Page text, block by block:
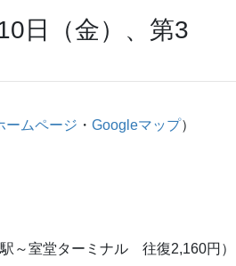
日（金）、第3
ームページ ・ Googleマップ）
～室堂ターミナル 往復2,160円）